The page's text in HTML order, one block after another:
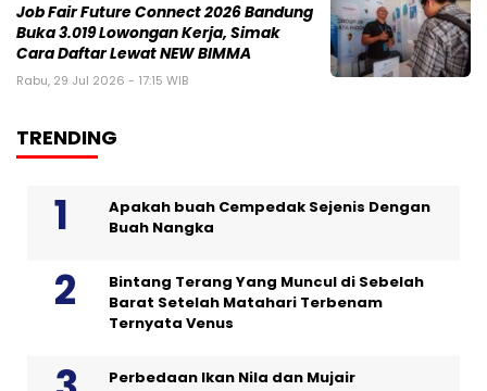
Job Fair Future Connect 2026 Bandung
Buka 3.019 Lowongan Kerja, Simak
Cara Daftar Lewat NEW BIMMA
Rabu, 29 Jul 2026 - 17:15 WIB
TRENDING
Apakah buah Cempedak Sejenis Dengan
Buah Nangka
Bintang Terang Yang Muncul di Sebelah
Barat Setelah Matahari Terbenam
Ternyata Venus
Perbedaan Ikan Nila dan Mujair